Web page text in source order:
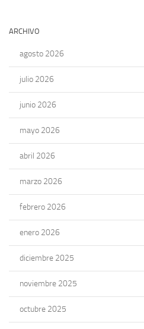
ARCHIVO
agosto 2026
julio 2026
junio 2026
mayo 2026
abril 2026
marzo 2026
febrero 2026
enero 2026
diciembre 2025
noviembre 2025
octubre 2025